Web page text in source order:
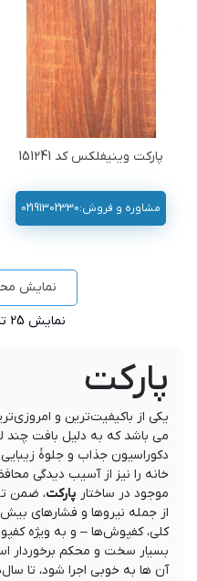
پارکت وینیفلکس کد 151241
مشاوره و فروش:02191302330
نمایش
نمایش 25 تا
پارکت
یکی از باکیفیت‌ترین و
می باشد که به دلیل بافت چند
دکوراسیون جذاب و جلوۀ
خانه را نیز از آسیب دیدگی
موجود در ساختار پارکت، ضمن
از جمله نیروها و فشارهای
کلی، کفپوش‌ها – و به ویژه
بسیار سخت و محکم برخوردار
آن ها به خوبی اجرا شود، تا